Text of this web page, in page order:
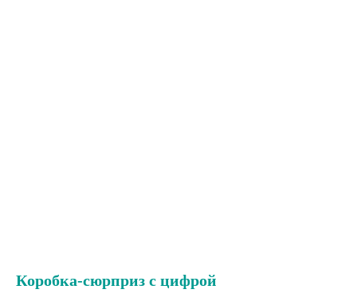
Коробка-сюрприз с цифрой